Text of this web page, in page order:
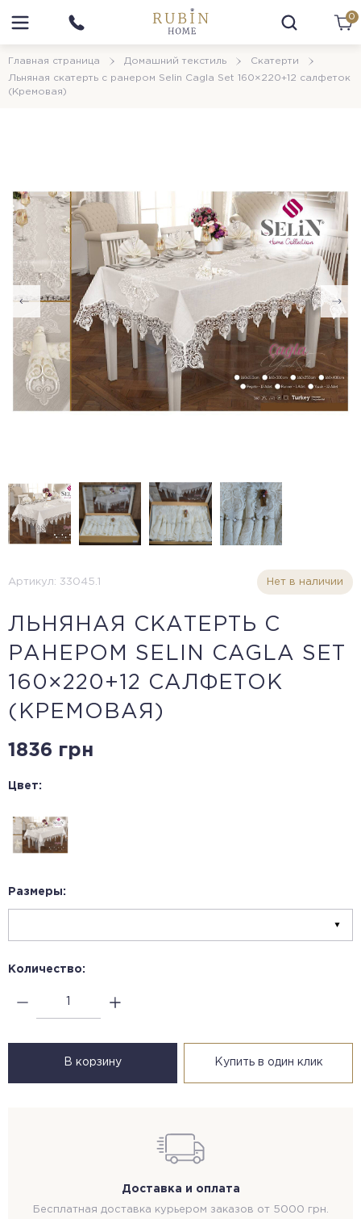
0
Главная страница Домашний текстиль
Скатерти
Льняная скатерть с ранером Selin Cagla Set 160×220+12 салфеток
(Кремовая)
Артикул: 33045.1 Нет в наличии
ЛЬНЯНАЯ СКАТЕРТЬ С
РАНЕРОМ SELIN CAGLA SET
160×220+12 САЛФЕТОК
(КРЕМОВАЯ)
1836 грн
Цвет:
Размеры:
Количество:
В корзину Купить в один клик
Доставка и оплата
Бесплатная доставка курьером заказов от 5000 грн.